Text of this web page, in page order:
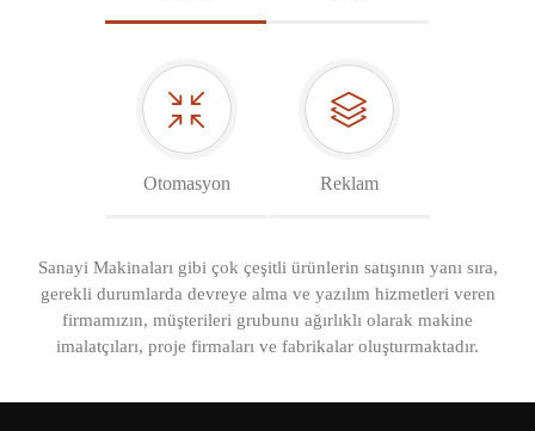
Otomasyon Reklam
Sanayi Makinaları gibi çok çeşitli ürünlerin satışının yanı sıra,
gerekli durumlarda devreye alma ve yazılım hizmetleri veren
firmamızın, müşterileri grubunu ağırlıklı olarak makine
imalatçıları, proje firmaları ve fabrikalar oluşturmaktadır.